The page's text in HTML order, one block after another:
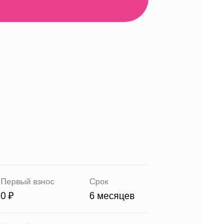
Срок
Первый взнос
6 месяцев
0 ₽